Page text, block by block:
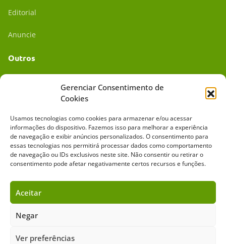
Gerenciar Consentimento de
Cookies
Usamos tecnologias como cookies para armazenar e/ou acessar
informações do dispositivo. Fazemos isso para melhorar a experiência
de navegação e exibir anúncios personalizados. O consentimento para
essas tecnologias nos permitirá processar dados como comportamento
de navegação ou IDs exclusivos neste site. Não consentir ou retirar o
consentimento pode afetar negativamente certos recursos e funções.
Aceitar
Negar
Ver preferências
Editorial
Anuncie
Outros
Mídia Kit
Sobre o Cavalus Leilões Anuncie
Copyright ©️ 2026 • Grupo Cavalus de Comunicação. Todos os direitos